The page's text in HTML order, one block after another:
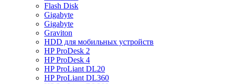
Flash Disk
Gigabyte
Gigabyte
Graviton
HDD для мобильных устройств
HP ProDesk 2
HP ProDesk 4
HP ProLiant DL20
HP ProLiant DL360